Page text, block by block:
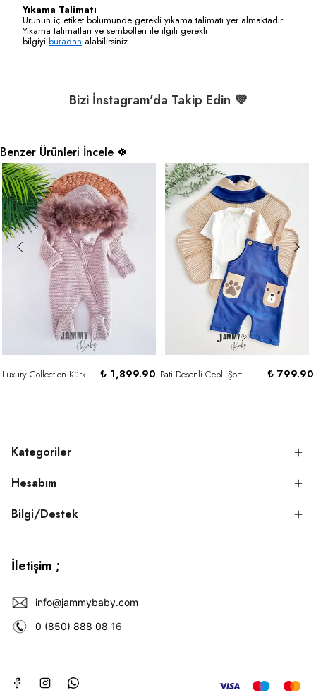
Yıkama Talimatı
Ürünün iç etiket bölümünde gerekli yıkama talimatı yer almaktadır.
Yıkama talimatları ve sembolleri ile ilgili gerekli
bilgiyi buradan alabilirsiniz.
Bizi İnstagram'da Takip Edin 💜
Benzer Ürünleri İncele 🍀
Luxury Collection Kürk Kapüşonlu Fermuarlı Triko Yün Kozmonot-BEJ ₺ 1,899.90 Pati Desenli Cepli Şort Salopet Tshırt 2'li Set - LACİVERT ₺ 799.90
Kategoriler
Hesabım
Bilgi/Destek
İletişim ;
info@jammybaby.com
0 (850) 888 08 16